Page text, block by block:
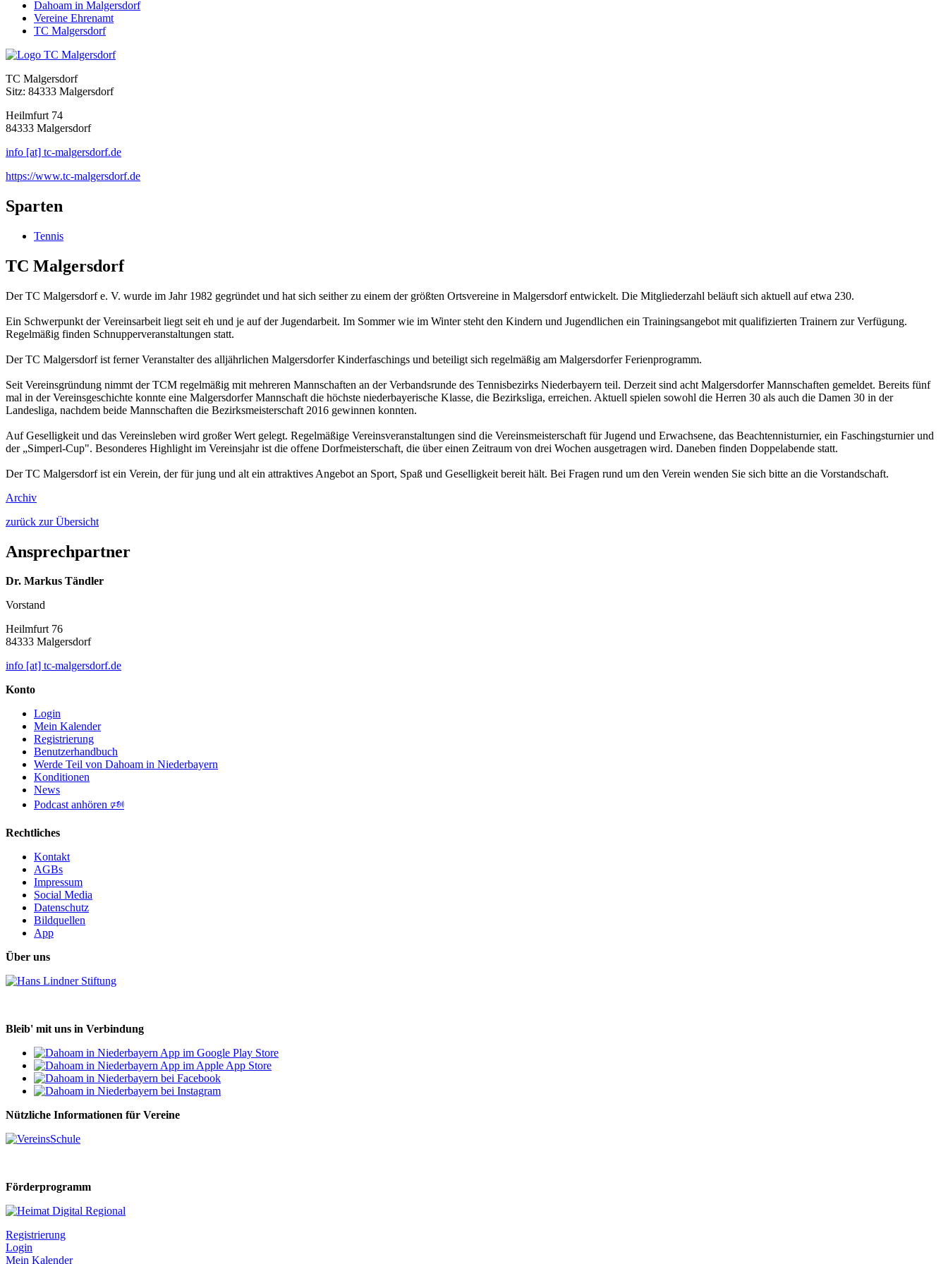
Dahoam in Malgersdorf
Vereine Ehrenamt
TC Malgersdorf
TC Malgersdorf
Sitz: 84333 Malgersdorf
Heilmfurt 74
84333 Malgersdorf
info [at] tc-malgersdorf.de
https://www.tc-malgersdorf.de
Sparten
Tennis
TC Malgersdorf
Der TC Malgersdorf e. V. wurde im Jahr 1982 gegründet und hat sich seither zu einem der größten Ortsvereine in Malgersdorf entwickelt. Die Mitgliederzahl beläuft sich aktuell auf etwa 230.
Ein Schwerpunkt der Vereinsarbeit liegt seit eh und je auf der Jugendarbeit. Im Sommer wie im Winter steht den Kindern und Jugendlichen ein Trainingsangebot mit qualifizierten Trainern zur Verfügung.
Regelmäßig finden Schnupperveranstaltungen statt.
Der TC Malgersdorf ist ferner Veranstalter des alljährlichen Malgersdorfer Kinderfaschings und beteiligt sich regelmäßig am Malgersdorfer Ferienprogramm.
Seit Vereinsgründung nimmt der TCM regelmäßig mit mehreren Mannschaften an der Verbandsrunde des Tennisbezirks Niederbayern teil. Derzeit sind acht Malgersdorfer Mannschaften gemeldet. Bereits fünf
mal in der Vereinsgeschichte konnte eine Malgersdorfer Mannschaft die höchste niederbayerische Klasse, die Bezirksliga, erreichen. Aktuell spielen sowohl die Herren 30 als auch die Damen 30 in der
Landesliga, nachdem beide Mannschaften die Bezirksmeisterschaft 2016 gewinnen konnten.
Auf Geselligkeit und das Vereinsleben wird großer Wert gelegt. Regelmäßige Vereinsveranstaltungen sind die Vereinsmeisterschaft für Jugend und Erwachsene, das Beachtennisturnier, ein Faschingsturnier und
der „Simperl-Cup". Besonderes Highlight im Vereinsjahr ist die offene Dorfmeisterschaft, die über einen Zeitraum von drei Wochen ausgetragen wird. Daneben finden Doppelabende statt.
Der TC Malgersdorf ist ein Verein, der für jung und alt ein attraktives Angebot an Sport, Spaß und Geselligkeit bereit hält. Bei Fragen rund um den Verein wenden Sie sich bitte an die Vorstandschaft.
Archiv
zurück zur Übersicht
Ansprechpartner
Dr. Markus Tändler
Vorstand
Heilmfurt 76
84333 Malgersdorf
info [at] tc-malgersdorf.de
Konto
Login
Mein Kalender
Registrierung
Benutzerhandbuch
Werde Teil von Dahoam in Niederbayern
Konditionen
News
Podcast anhören 🕬
Rechtliches
Kontakt
AGBs
Impressum
Social Media
Datenschutz
Bildquellen
App
Über uns
Bleib' mit uns in Verbindung
Nützliche Informationen für Vereine
Förderprogramm
Registrierung
Login
Mein Kalender